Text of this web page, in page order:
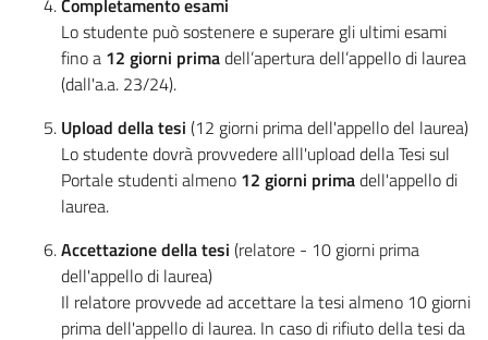
Completamento esami
Lo studente può sostenere e superare gli ultimi esami
fino a 12 giorni primadell’apertura dell’appello di laurea
(dall'a.a. 23/24).
Upload della tesi (12 giorni prima dell'appello del laurea)
Lo studente dovrà provvedere alll'upload della Tesi sul
Portale studenti almeno 12 giorni primadell'appello di
laurea.
Accettazione della tesi (relatore - 10 giorni prima
dell'appello di laurea)
Il relatore provvede ad accettare la tesi almeno 10 giorni
prima dell'appello di laurea. In caso di rifiuto della tesi da